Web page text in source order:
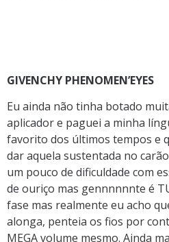
GIVENCHY PHENOMEN’EYES
Eu ainda não tinha botado
aplicador e paguei a minha
favorito dos últimos tempos e
dar aquela sustentada no
um pouco de dificuldade com
de ouriço mas gennnnnnte é
fase mas realmente eu acho
alonga, penteia os fios por
MEGA volume mesmo. Ainda